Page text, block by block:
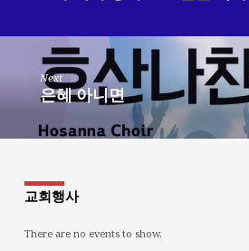
Next
은혜 아니면
교회행사
There are no events to show.